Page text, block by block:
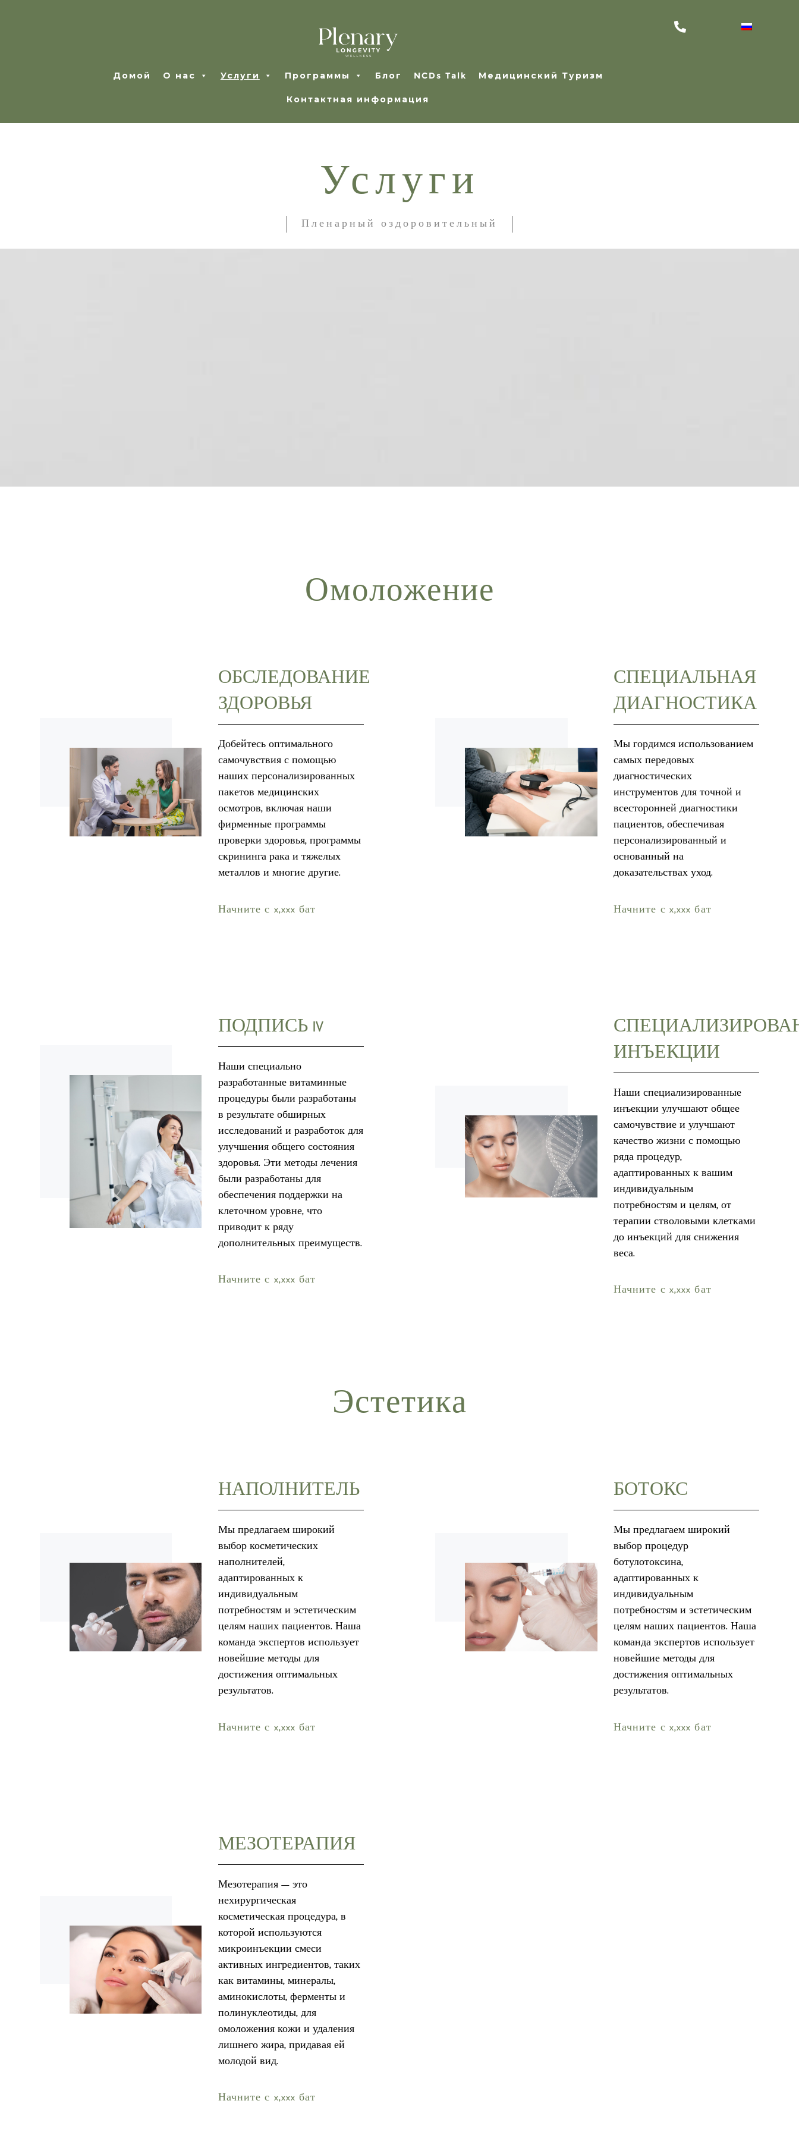
Домой О нас Услуги Программы Блог NCDs Talk Медицинский Туризм
Контактная информация
Услуги
Пленарный оздоровительный
Омоложение
ОБСЛЕДОВАНИЕ
ЗДОРОВЬЯ
Добейтесь оптимального
самочувствия с помощью
наших персонализированных
пакетов медицинских
осмотров, включая наши
фирменные программы
проверки здоровья, программы
скрининга рака и тяжелых
металлов и многие другие.
Начните с x,xxx бат
СПЕЦИАЛЬНАЯ
ДИАГНОСТИКА
Мы гордимся использованием
самых передовых
диагностических
инструментов для точной и
всесторонней диагностики
пациентов, обеспечивая
персонализированный и
основанный на
доказательствах уход.
Начните с x,xxx бат
ПОДПИСЬ IV
Наши специально
разработанные витаминные
процедуры были разработаны
в результате обширных
исследований и разработок для
улучшения общего состояния
здоровья. Эти методы лечения
были разработаны для
обеспечения поддержки на
клеточном уровне, что
приводит к ряду
дополнительных преимуществ.
Начните с x,xxx бат
ИНЪЕКЦИИ
Наши специализированные
инъекции улучшают общее
самочувствие и улучшают
качество жизни с помощью
ряда процедур,
адаптированных к вашим
индивидуальным
потребностям и целям, от
терапии стволовыми клетками
до инъекций для снижения
веса.
Начните с x,xxx бат
Эстетика
НАПОЛНИТЕЛЬ
Мы предлагаем широкий
выбор косметических
наполнителей,
адаптированных к
индивидуальным
потребностям и эстетическим
целям наших пациентов. Наша
команда экспертов использует
новейшие методы для
достижения оптимальных
результатов.
Начните с x,xxx бат
БОТОКС
Мы предлагаем широкий
выбор процедур
ботулотоксина,
адаптированных к
индивидуальным
потребностям и эстетическим
целям наших пациентов. Наша
команда экспертов использует
новейшие методы для
достижения оптимальных
результатов.
Начните с x,xxx бат
МЕЗОТЕРАПИЯ
Мезотерапия — это
нехирургическая
косметическая процедура, в
которой используются
микроинъекции смеси
активных ингредиентов, таких
как витамины, минералы,
аминокислоты, ферменты и
полинуклеотиды, для
омоложения кожи и удаления
лишнего жира, придавая ей
молодой вид.
Начните с x,xxx бат